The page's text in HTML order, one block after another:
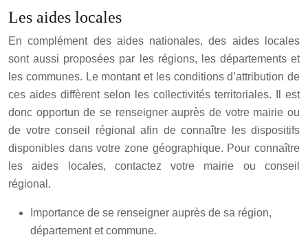
Les aides locales
En complément des aides nationales, des aides locales
sont aussi proposées par les régions, les départements et
les communes. Le montant et les conditions d’attribution de
ces aides diffèrent selon les collectivités territoriales. Il est
donc opportun de se renseigner auprès de votre mairie ou
de votre conseil régional afin de connaître les dispositifs
disponibles dans votre zone géographique. Pour connaître
les aides locales, contactez votre mairie ou conseil
régional.
Importance de se renseigner auprès de sa région,
département et commune.